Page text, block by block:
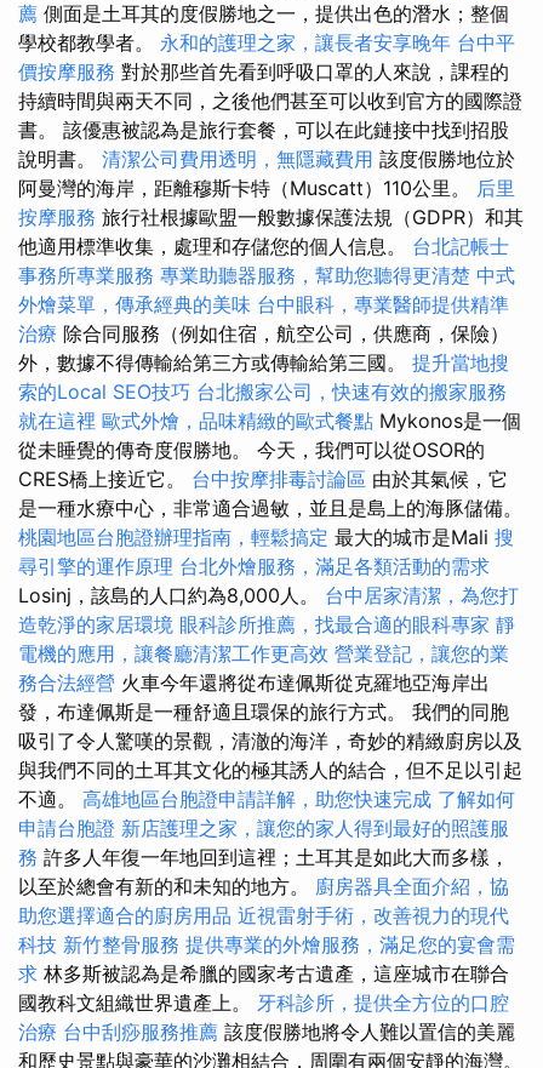
薦 側面是土耳其的度假勝地之一，提供出色的潛水；整個
學校都教學者。 永和的護理之家，讓長者安享晚年 台中平
價按摩服務 對於那些首先看到呼吸口罩的人來說，課程的
持續時間與兩天不同，之後他們甚至可以收到官方的國際證
書。 該優惠被認為是旅行套餐，可以在此鏈接中找到招股
說明書。 清潔公司費用透明，無隱藏費用 該度假勝地位於
阿曼灣的海岸，距離穆斯卡特（Muscatt）110公里。 后里
按摩服務 旅行社根據歐盟一般數據保護法規（GDPR）和其
他適用標準收集，處理和存儲您的個人信息。 台北記帳士
事務所專業服務 專業助聽器服務，幫助您聽得更清楚 中式
外燴菜單，傳承經典的美味 台中眼科，專業醫師提供精準
治療 除合同服務（例如住宿，航空公司，供應商，保險）
外，數據不得傳輸給第三方或傳輸給第三國。 提升當地搜
索的Local SEO技巧 台北搬家公司，快速有效的搬家服務
就在這裡 歐式外燴，品味精緻的歐式餐點 Mykonos是一個
從未睡覺的傳奇度假勝地。 今天，我們可以從OSOR的
CRES橋上接近它。 台中按摩排毒討論區 由於其氣候，它
是一種水療中心，非常適合過敏，並且是島上的海豚儲備。
桃園地區台胞證辦理指南，輕鬆搞定 最大的城市是Mali 搜
尋引擎的運作原理 台北外燴服務，滿足各類活動的需求
Losinj，該島的人口約為8,000人。 台中居家清潔，為您打
造乾淨的家居環境 眼科診所推薦，找最合適的眼科專家 靜
電機的應用，讓餐廳清潔工作更高效 營業登記，讓您的業
務合法經營 火車今年還將從布達佩斯從克羅地亞海岸出
發，布達佩斯是一種舒適且環保的旅行方式。 我們的同胞
吸引了令人驚嘆的景觀，清澈的海洋，奇妙的精緻廚房以及
與我們不同的土耳其文化的極其誘人的結合，但不足以引起
不適。 高雄地區台胞證申請詳解，助您快速完成 了解如何
申請台胞證 新店護理之家，讓您的家人得到最好的照護服
務 許多人年復一年地回到這裡；土耳其是如此大而多樣，
以至於總會有新的和未知的地方。 廚房器具全面介紹，協
助您選擇適合的廚房用品 近視雷射手術，改善視力的現代
科技 新竹整骨服務 提供專業的外燴服務，滿足您的宴會需
求 林多斯被認為是希臘的國家考古遺產，這座城市在聯合
國教科文組織世界遺產上。 牙科診所，提供全方位的口腔
治療 台中刮痧服務推薦 該度假勝地將令人難以置信的美麗
和歷史景點與豪華的沙灘相結合，周圍有兩個安靜的海灣。